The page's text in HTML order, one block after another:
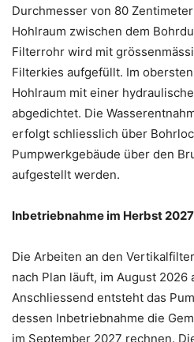
Durchmesser von 80
Hohlraum zwischen dem
Filterrohr wird mit
Filterkies aufgefüllt. Im
Hohlraum mit einer
abgedichtet. Die
erfolgt schliesslich über
Pumpwerkgebäude über den
aufgestellt werden.
Inbetriebnahme im Herbst 2027
Die Arbeiten an den
nach Plan läuft, im August 2026
Anschliessend entsteht das
dessen Inbetriebnahme die
im September 2027 rechnen.